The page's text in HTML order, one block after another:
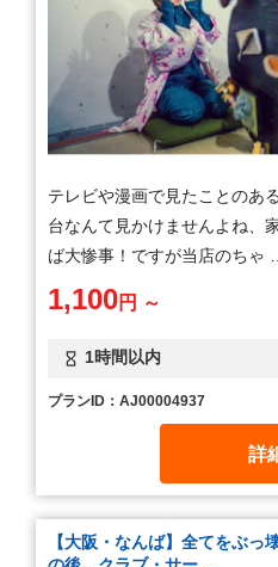
テレビや漫画で見たことのあ
台なんて見かけませんよね、
ば大惨事！ですが当店のちゃ
1時間以内
1,100円 ～
プランID：AJ00004937
詳
【大阪・なんば】全てをぶっ